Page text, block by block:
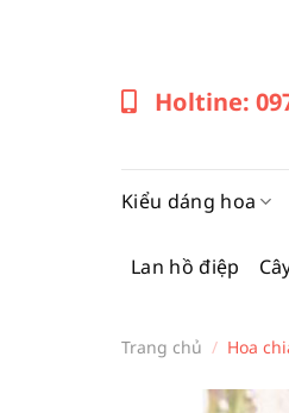
Holtine:
Kiểu dáng hoa
Lan hồ điệp
Trang chủ / Hoa